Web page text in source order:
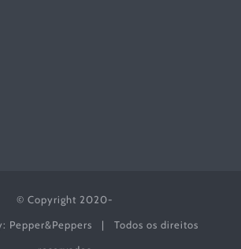
© Copyright 2020-
| Todos os direitos